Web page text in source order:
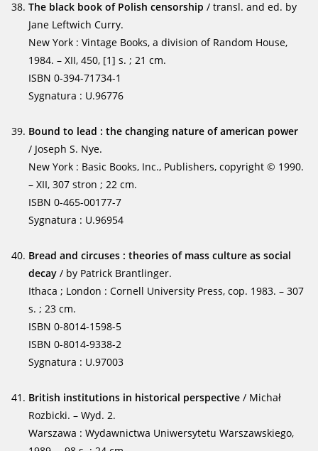
The black book of Polish censorship / transl. and ed. by
Jane Leftwich Curry.
New York : Vintage Books, a division of Random House,
1984. – XII, 450, [1] s. ; 21 cm.
ISBN 0-394-71734-1
Sygnatura : U.96776
Bound to lead : the changing nature of american power
/ Joseph S. Nye.
New York : Basic Books, Inc., Publishers, copyright © 1990.
– XII, 307 stron ; 22 cm.
ISBN 0-465-00177-7
Sygnatura : U.96954
Bread and circuses : theories of mass culture as social
decay / by Patrick Brantlinger.
Ithaca ; London : Cornell University Press, cop. 1983. – 307
s. ; 23 cm.
ISBN 0-8014-1598-5
ISBN 0-8014-9338-2
Sygnatura : U.97003
British institutions in historical perspective / Michał
Rozbicki. – Wyd. 2.
Warszawa : Wydawnictwa Uniwersytetu Warszawskiego,